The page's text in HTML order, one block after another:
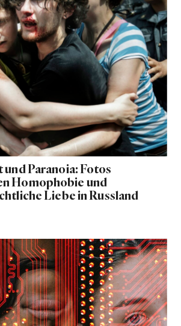
Paranoia: Fotos
Homophobie und
Liebe in Russland